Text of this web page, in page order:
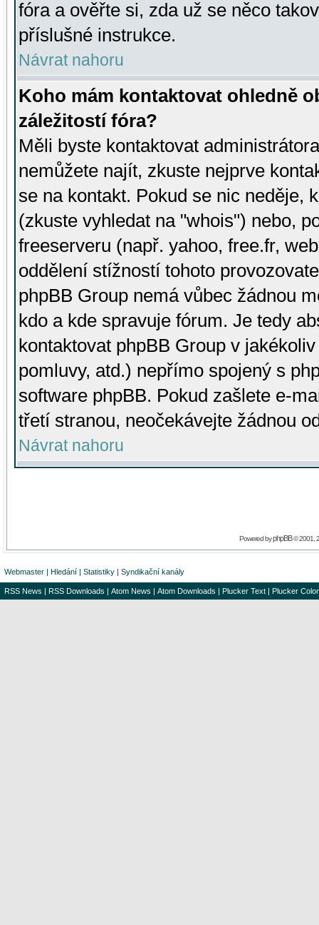
fóra a ověřte si, zda už se něco
příslušné instrukce.
Návrat nahoru
Koho mám kontaktovat ohledně
záležitostí fóra?
Měli byste kontaktovat
nemůžete najít, zkuste nejprve
se na kontakt. Pokud se nic neděje,
(zkuste vyhledat na "whois") nebo,
freeserveru (např. yahoo, free.fr,
oddělení stížností tohoto
phpBB Group nemá vůbec žádnou
kdo a kde spravuje fórum. Je tedy
kontaktovat phpBB Group v
pomluvy, atd.) nepřímo spojený s
software phpBB. Pokud zašlete e-
třetí stranou, neočekávejte žádnou
Návrat nahoru
Powered byphpBB© 2001,
Webmaster | Hledání | Statistiky | Syndikační kanály
RSS News | RSS Downloads | Atom News | Atom Downloads | Plucker Text | Plucker Color